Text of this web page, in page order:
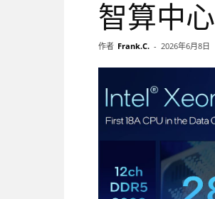
智算中心
作者 Frank.C. - 2026年6月8日